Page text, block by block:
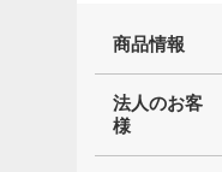
商品情報
法人のお客
様